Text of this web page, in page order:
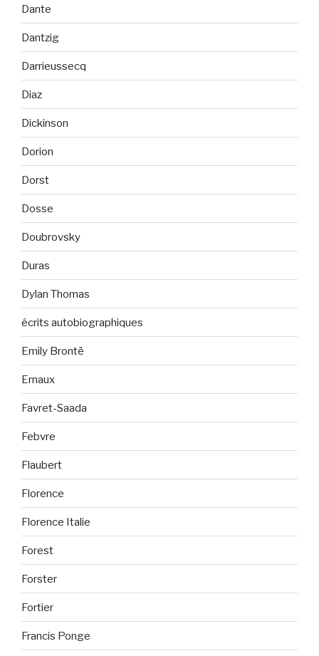
Dante
Dantzig
Darrieussecq
Diaz
Dickinson
Dorion
Dorst
Dosse
Doubrovsky
Duras
Dylan Thomas
écrits autobiographiques
Emily Brontë
Ernaux
Favret-Saada
Febvre
Flaubert
Florence
Florence Italie
Forest
Forster
Fortier
Francis Ponge